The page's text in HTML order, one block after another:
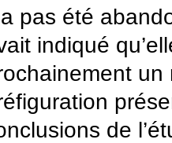
pas été
indiqué
un
de